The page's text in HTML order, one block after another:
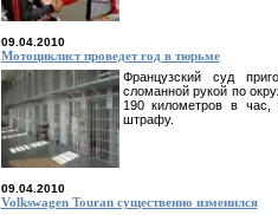
09.04.2010
Мотоциклист проведет год в тюрьме
Французский суд
сломанной рукой по
190 километров в
штрафу.
09.04.2010
Volkswagen Touran существенно изменился